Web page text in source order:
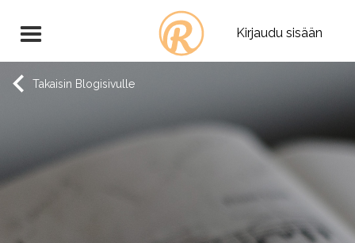
Kirjaudu sisään
Takaisin Blogisivulle